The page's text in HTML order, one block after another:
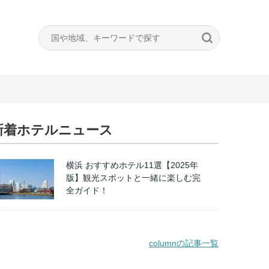
着ホテルニュース
横浜 おすすめホテル11選【2025年
版】観光スポットと一緒に楽しむ完
全ガイド！
columnの記事一覧